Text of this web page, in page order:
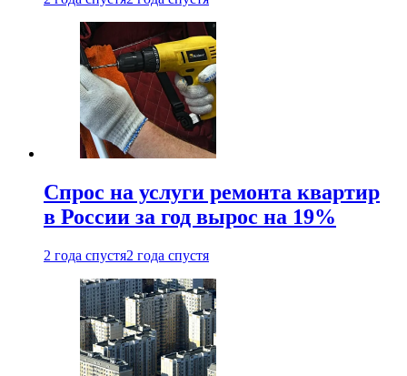
Спрос на услуги ремонта квартир
в России за год вырос на 19%
2 года спустя2 года спустя